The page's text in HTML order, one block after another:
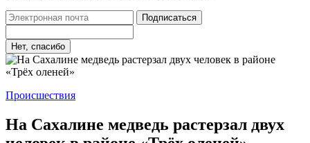
Подписаться
Нет, спасибо
Происшествия
На Сахалине медведь растерзал двух